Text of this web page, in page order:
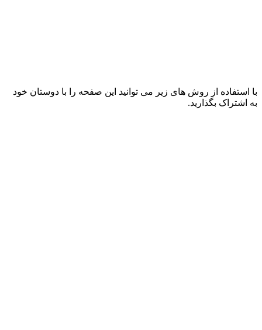
با استفاده از روش های زیر می توانید این صفحه را با دوستان خود
به اشتراک بگذارید.